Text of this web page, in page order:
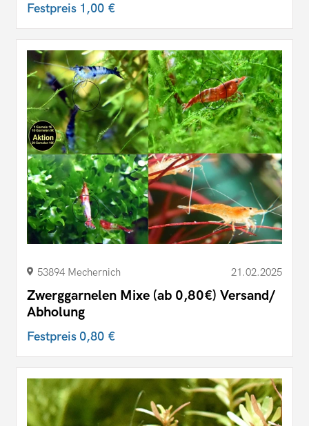
Festpreis 1,00 €
53894 Mechernich 21.02.2025
Zwerggarnelen Mixe (ab 0,80€) Versand/
Abholung
Festpreis 0,80 €